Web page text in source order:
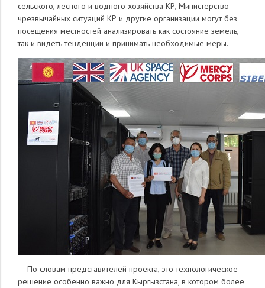
сельского, лесного и водного хозяйства КР, Министерство
чрезвычайных ситуаций КР и другие организации могут без
посещения местностей анализировать как состояние земель,
так и видеть тенденции и принимать необходимые меры.
По словам представителей проекта, это технологическое
решение особенно важно для Кыргызстана, в котором более